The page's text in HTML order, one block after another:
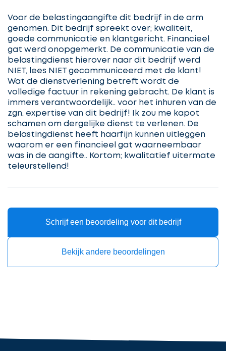
Voor de belastingaangifte dit bedrijf in de arm
genomen. Dit bedrijf spreekt over; kwaliteit,
goede communicatie en klantgericht. Financieel
gat werd onopgemerkt. De communicatie van de
belastingdienst hierover naar dit bedrijf werd
NIET, lees NIET gecommuniceerd met de klant!
Wat de dienstverlening betreft wordt de
volledige factuur in rekening gebracht. De klant is
immers verantwoordelijk.. voor het inhuren van de
zgn. expertise van dit bedrijf! Ik zou me kapot
schamen om dergelijke dienst te verlenen. De
belastingdienst heeft haarfijn kunnen uitleggen
waarom er een financieel gat waarneembaar
was in de aangifte.. Kortom; kwalitatief uitermate
teleurstellend!
Schrijf een beoordeling voor dit bedrijf
Bekijk andere beoordelingen
service
opdracht
Accountant
Ontvang
gratis
3
offertes
accountant